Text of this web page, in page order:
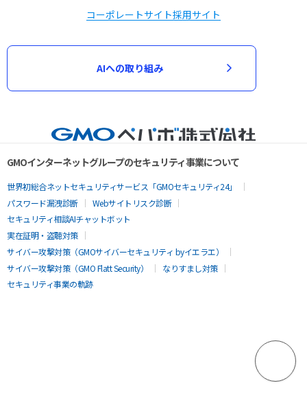
コーポレートサイト採用サイト
AIへの取り組み
GMOインターネットグループのセキュリティ事業について
世界初総合ネットセキュリティサービス「GMOセキュリティ24」
パスワード漏洩診断
Webサイトリスク診断
セキュリティ相談AIチャットボット
実在証明・盗聴対策
サイバー攻撃対策（GMOサイバーセキュリティ byイエラエ）
サイバー攻撃対策（GMO Flatt Security）
なりすまし対策
セキュリティ事業の軌跡